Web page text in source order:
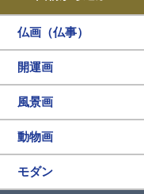
仏画（仏事）
開運画
風景画
動物画
モダン